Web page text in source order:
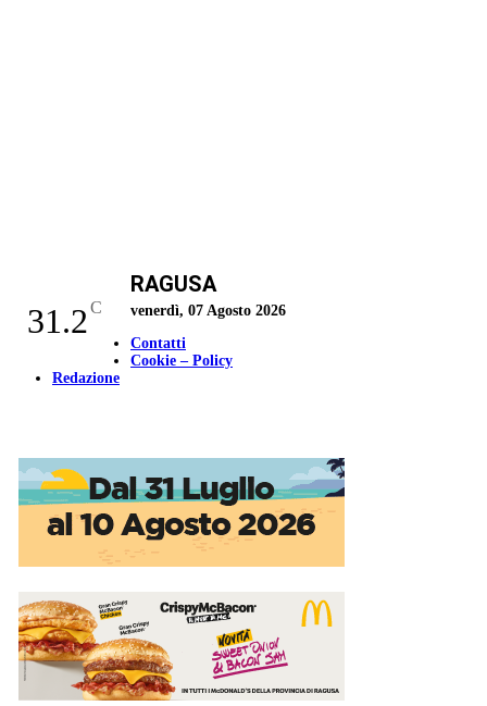
31.2C
RAGUSA
venerdì, 07 Agosto 2026
Contatti
Cookie – Policy
Redazione